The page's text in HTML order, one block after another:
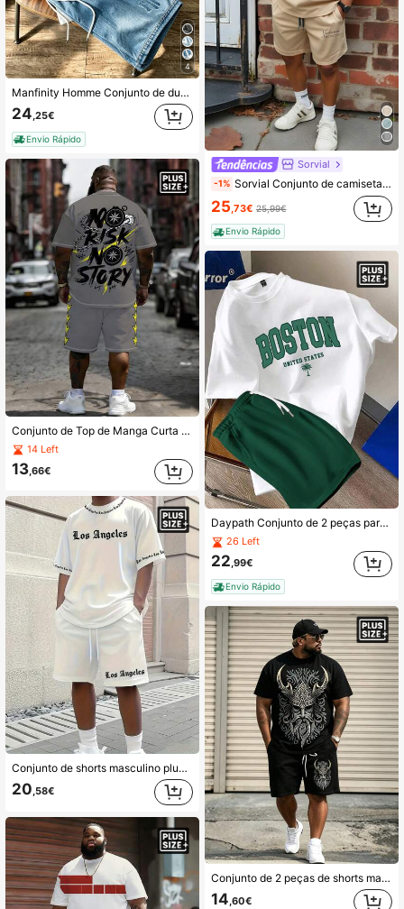
4
Manfinity Homme Conjunto de duas peças casual para homem e mulher, tamanho grande, estilo vintage americano, t-shirt de manga curta em ganga com blocos de cor e estampado NY, camisa minimalista de rua, calções com cintura elástica e cordão, roupa casual para férias, t-shirt gráfica para homem, top de manga curta estilo boyfriend para mulher, presente para namorada, conjunto essencial de verão para saídas casuais
24,25€
Envio Rápido
Conjunto de Top de Manga Curta com Gola Redonda e Calções com Cordão para Homem Plus Size, Estampa de Bússola, Corrente e Letras, Estilo Streetwear, Confortável e Versátil, Adequado para Uso Casual Diário
14 Left
13,66€
Conjunto de shorts masculino plus size com estampa digital 3D da letra Los Angeles, casual, esportivo de verão, grande, manga curta e shorts, conjunto de 2 peças
20,58€
Sorvial
-1% Sorvial Conjunto de camiseta e shorts plus size de malha lisa para homens, design de padrão simples, roupas aconchegantes
25 ,73€ 25,99€
Envio Rápido
Daypath Conjunto de 2 peças para homem plus size: camiseta raglan branca ajustada e shorts verdes.
26 Left
22,99€
Envio Rápido
Conjunto de 2 peças de shorts masculinos plus size com estampa de guerreiro viking, manga curta, padrão nórdico retrô, camiseta de gola redonda com shorts de cordão, lavável à máquina
14,60€